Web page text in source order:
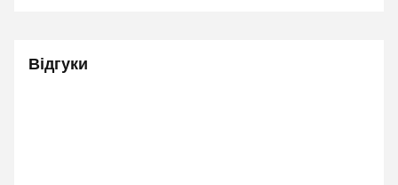
Відгуки